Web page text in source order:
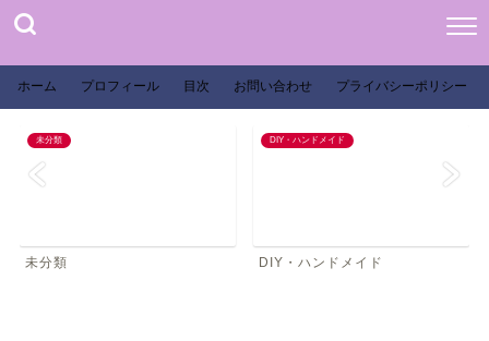
ホーム プロフィール 目次 お問い合わせ プライバシーポリシー
未分類
未分類
DIY・ハンドメイド
DIY・ハンドメイド